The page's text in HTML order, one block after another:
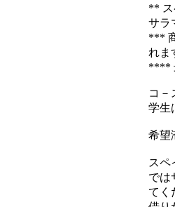
** ス
サラ
***
れ
****
コ－
学生
希望
スペ
では
て